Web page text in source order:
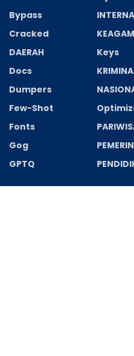
Bypass
Cracked
DAERAH
Docs
Dumpers
Few-Shot
Fonts
Gog
GPTQ
Keys